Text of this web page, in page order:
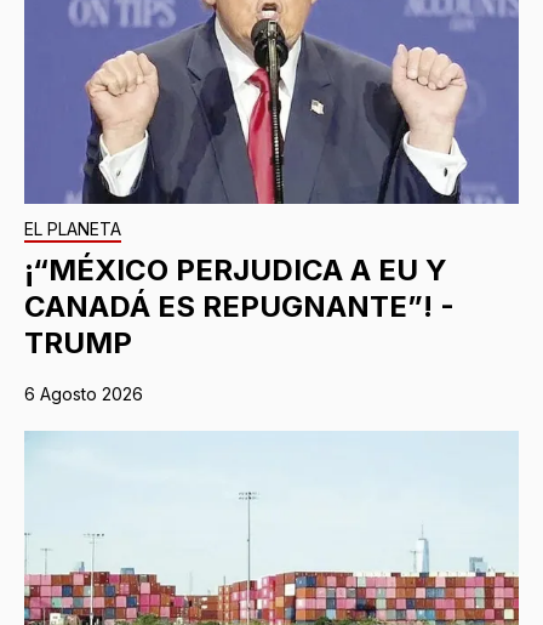
EL PLANETA
¡“MÉXICO PERJUDICA A EU Y
CANADÁ ES REPUGNANTE”! -
TRUMP
6 Agosto 2026